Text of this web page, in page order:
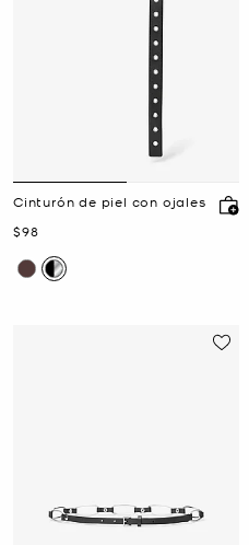
Cinturón de piel con ojales
Ahora
$98